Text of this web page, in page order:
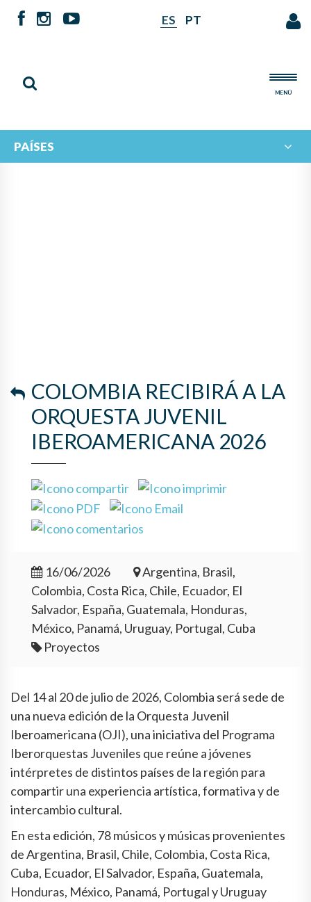
ES PT
MENÚ
PAÍSES
COLOMBIA RECIBIRÁ A LA
ORQUESTA JUVENIL
IBEROAMERICANA 2026
16/06/2026
Argentina, Brasil,
Colombia, Costa Rica, Chile, Ecuador, El
Salvador, España, Guatemala, Honduras,
México, Panamá, Uruguay, Portugal, Cuba
Proyectos
Del 14 al 20 de julio de 2026, Colombia será sede de
una nueva edición de la Orquesta Juvenil
Iberoamericana (OJI), una iniciativa del Programa
Iberorquestas Juveniles que reúne a jóvenes
intérpretes de distintos países de la región para
compartir una experiencia artística, formativa y de
intercambio cultural.
En esta edición, 78 músicos y músicas provenientes
de Argentina, Brasil, Chile, Colombia, Costa Rica,
Cuba, Ecuador, El Salvador, España, Guatemala,
Honduras, México, Panamá, Portugal y Uruguay